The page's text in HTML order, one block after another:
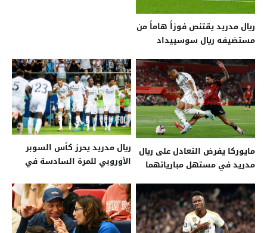
ريال مدريد يقتنص فوزاً هاماً من
مستضيفه ريال سوسييداد
مايوركا يفرض التعادل على ريال
مدريد في مستهل مبارياتهما
ريال مدريد يحرز كأس السوبر
الأوروبي للمرة السادسة في